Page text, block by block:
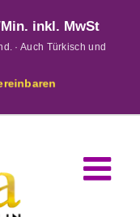
inkl. MwSt
· Auch Türkisch und